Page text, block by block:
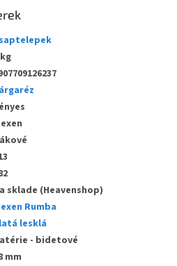
sklade (Heavenshop)
Rumba
lesklá
- bidetové
mm